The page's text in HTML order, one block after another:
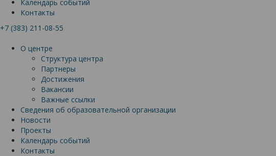
Календарь событий
Контакты
+7 (383) 211-08-55
О центре
Структура центра
Партнеры
Достижения
Вакансии
Важные ссылки
Сведения об образовательной организации
Новости
Проекты
Календарь событий
Контакты